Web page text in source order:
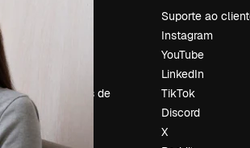
Tendências de
pesquisa
Blog
Suporte ao
Instagram
YouTube
LinkedIn
TikTok
Discord
X